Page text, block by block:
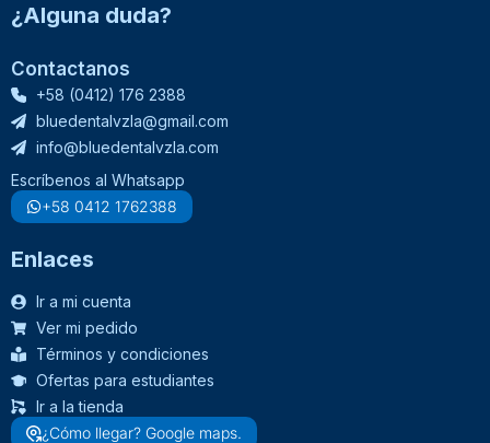
¿Alguna duda?
Contactanos
+58 (0412) 176 2388
bluedentalvzla@gmail.com
info@bluedentalvzla.com
Escríbenos al Whatsapp
+58 0412 1762388
Enlaces
Ir a mi cuenta
Ver mi pedido
Términos y condiciones
Ofertas para estudiantes
Ir a la tienda
¿Cómo llegar? Google maps.